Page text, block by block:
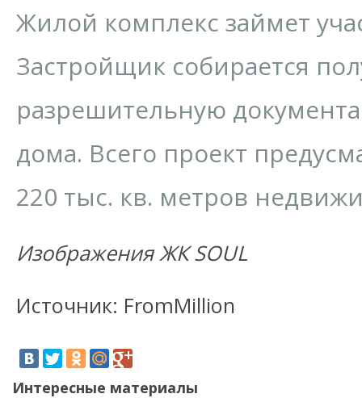
Жилой комплекс займет
Застройщик собирается
разрешительную
дома. Всего проект
220 тыс. кв. метров
Изображения ЖК SOUL
Источник: FromMillion
Интересные материалы